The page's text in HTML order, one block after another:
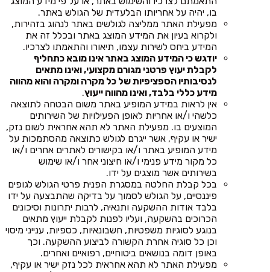
בו, יהיה על אחריותו הבלעדית של הגולש באתר.
מפעילת האתר ממליצה לגולשים באתר לנהוג בזהירות,
ולקרוא בעיון את המידע המוצג באתר ובכלל זה את
המידע ביחס לשירות עצמו, תיאורו והתאמתו לצרכיו.
יודגש כי המידע המוצג באתר אינו מובא כתחליף
לקבלת יעוץ פרטני מגורם מקצועי, ואינו מתאים
לנסיבותיו הספציפיות של כל מקרה ומקרה והוא מהווה
מידע כללי בלבד, ואינו מהווה ייעוץ.
אין לראות במידע המופיע באתר משום הבטחה לתוצאה
כלשהי ו/או אחריות לאופן הפעילויות של השירותים
המוצעים בו. מפעילת האתר לא תהא אחראית לשום נזק,
ישיר או עקיף, אשר ייגרם לגולש כתוצאה מהסתמכות על
מידע המופיע באתר ו/או בקישורים לאתרים אחרים ו/או
כל מקור מידע פנימי ו/או חיצוני אחר ו/או שימוש
בשירותים אשר מוצגים על ידו.
בכל קבלת החלטה במסגרת הפנית פרטי הגולש לגופים
פיננסיים, על הגולש לסמוך על בדיקה שהתבצעה על ידו
בלבד אודות ההשקעה ותנאיה, לרבות יתרונות וסיכונים
הכרוכים בהשקעה, ועליו לפנות לקבלת ייעוץ מתאים
בנוגע לסוגיות משפטיות, חשבונאיות, כספיות, ענייני מיסוי
וכן כל סוגיה אחרת הקשורה לביצוע ההשקעה. וכך
באופן דומה בנושאים ביטוחיים, רפואיים ואחרים.
מפעילת האתר לא תהא אחראית לכל נזק ישיר או עקיף,